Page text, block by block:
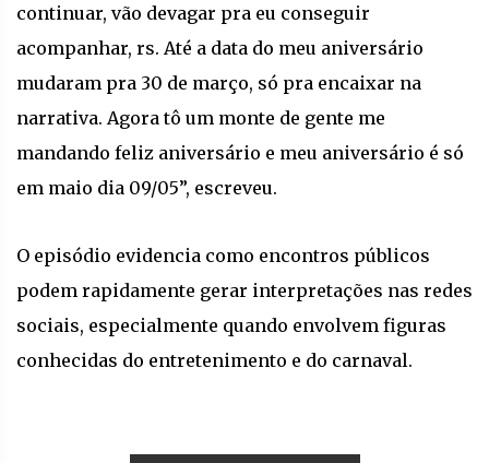
continuar, vão devagar pra eu conseguir
acompanhar, rs. Até a data do meu aniversário
mudaram pra 30 de março, só pra encaixar na
narrativa. Agora tô um monte de gente me
mandando feliz aniversário e meu aniversário é só
em maio dia 09/05”, escreveu.
O episódio evidencia como encontros públicos
podem rapidamente gerar interpretações nas redes
sociais, especialmente quando envolvem figuras
conhecidas do entretenimento e do carnaval.